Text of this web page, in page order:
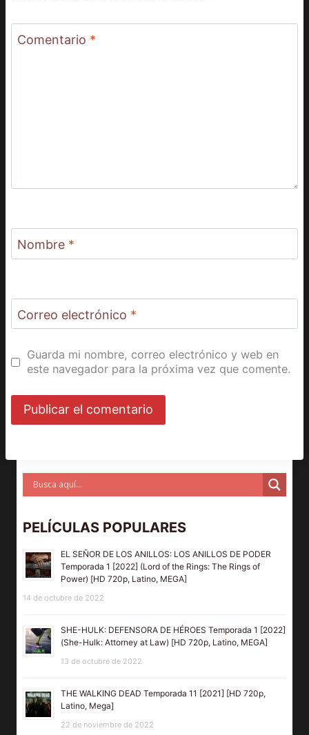
Comentario *
Nombre *
Correo electrónico *
Guarda mi nombre, correo electrónico y web en
este navegador para la próxima vez que comente.
PELÍCULAS POPULARES
EL SEÑOR DE LOS ANILLOS: LOS ANILLOS DE PODER
Temporada 1 [2022] (Lord of the Rings: The Rings of
Power) [HD 720p, Latino, MEGA]
14 de octubre de 2022
SHE-HULK: DEFENSORA DE HÉROES Temporada 1 [2022]
(She-Hulk: Attorney at Law) [HD 720p, Latino, MEGA]
13 de octubre de 2022
THE WALKING DEAD Temporada 11 [2021] [HD 720p,
Latino, Mega]
22 de noviembre de 2022